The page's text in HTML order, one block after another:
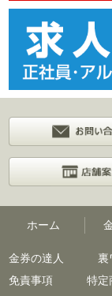
ホーム
金券の達人 裏
免責事項
特定